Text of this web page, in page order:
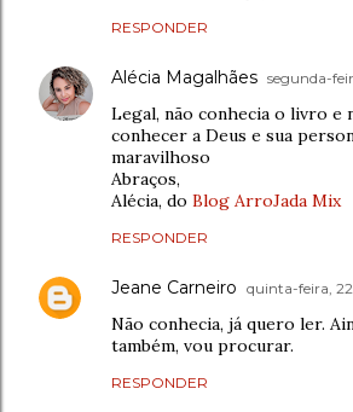
RESPONDER
Alécia Magalhães segunda-
Legal, não conhecia o livro e
conhecer a Deus e sua
maravilhoso
Abraços,
Alécia, do Blog ArroJada Mix
RESPONDER
Jeane Carneiro quinta-feira,
Não conhecia, já quero ler.
também, vou procurar.
RESPONDER